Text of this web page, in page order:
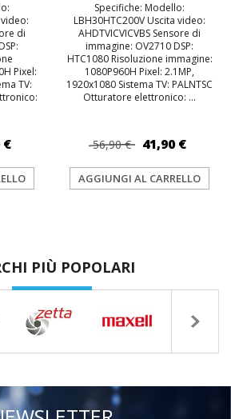
di
Pixel:
TV:
€
Specifiche: Modello:
LBH30HTC200V Uscita video:
AHDTVICVICVBS Sensore di
immagine: OV2710 DSP:
HTC1080 Risoluzione immagine:
1080P960H Pixel: 2.1MP,
1920x1080 Sistema TV: PALNTSC
Otturatore elettronico: ...
56,90 € 41,90 €
AGGIUNGI AL CARRELLO
PIÙ POPOLARI